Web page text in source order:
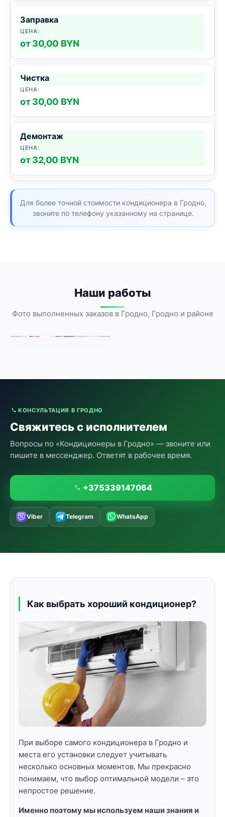
Заправка
от 30,00 BYN
Чистка
от 30,00 BYN
Демонтаж
от 32,00 BYN
Для более точной стоимости кондиционера в Гродно,
звоните по телефону указанному на странице.
Наши работы
Фото выполненных заказов в Гродно, Гродно и районе
КОНСУЛЬТАЦИЯ В ГРОДНО
Свяжитесь с исполнителем
Вопросы по «Кондиционеры в Гродно» — звоните или
пишите в мессенджер. Ответят в рабочее время.
+375339147064
Viber Telegram WhatsApp
Как выбрать хороший кондиционер?
При выборе самого кондиционера в Гродно и
места его установки следует учитывать
несколько основных моментов. Мы прекрасно
понимаем, что выбор оптимальной модели – это
непростое решение.
Именно поэтому мы используем наши знания и